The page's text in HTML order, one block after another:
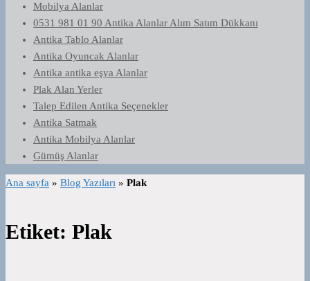
Mobilya Alanlar
0531 981 01 90 Antika Alanlar Alım Satım Dükkanı
Antika Tablo Alanlar
Antika Oyuncak Alanlar
Antika antika eşya Alanlar
Plak Alan Yerler
Talep Edilen Antika Seçenekler
Antika Satmak
Antika Mobilya Alanlar
Gümüş Alanlar
Ana sayfa » Blog Yazıları » Plak
Etiket: Plak